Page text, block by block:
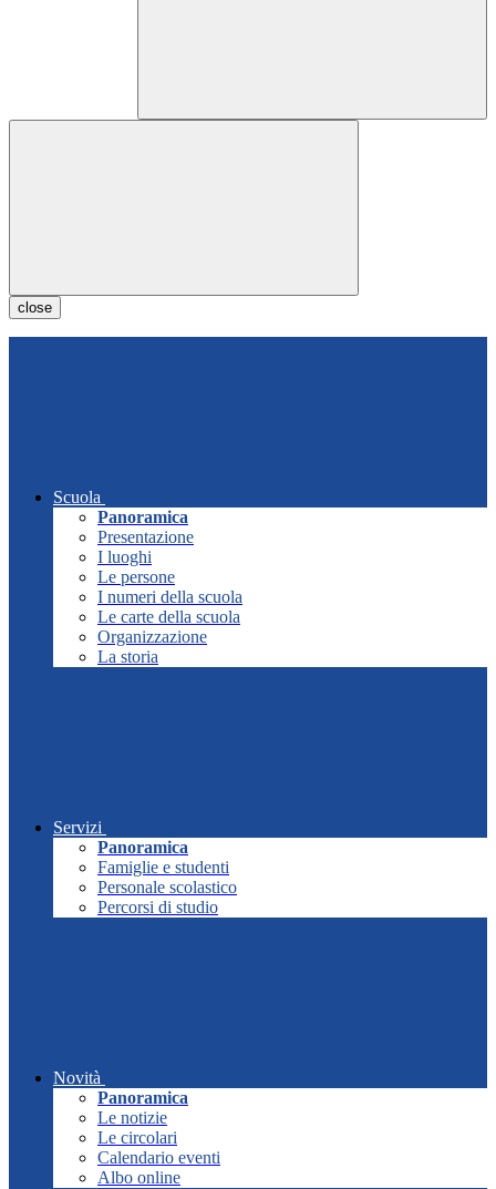
close
Scuola
Panoramica
Presentazione
I luoghi
Le persone
I numeri della scuola
Le carte della scuola
Organizzazione
La storia
Servizi
Panoramica
Famiglie e studenti
Personale scolastico
Percorsi di studio
Novità
Panoramica
Le notizie
Le circolari
Calendario eventi
Albo online